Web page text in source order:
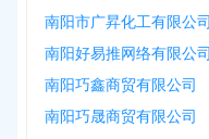
南阳市广昇化工有限公司
南阳好易推网络有限公司
南阳巧鑫商贸有限公司
南阳巧晟商贸有限公司